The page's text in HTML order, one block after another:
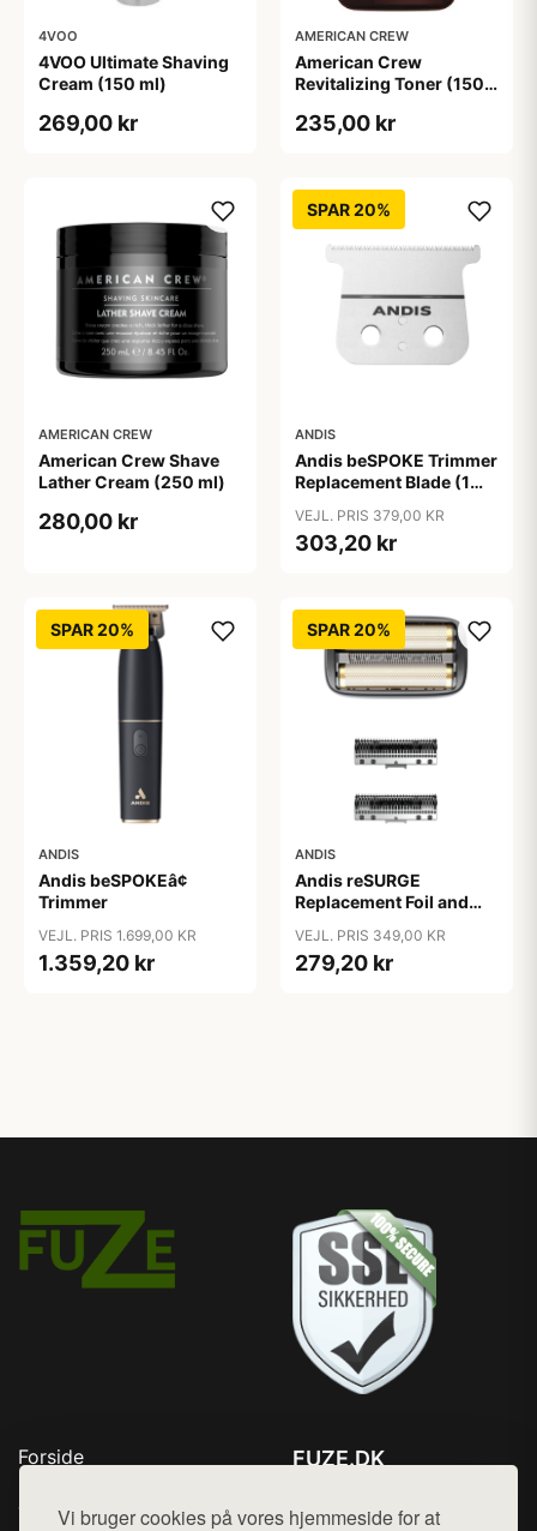
Vi bruger cookies på vores hjemmeside for at
4VOO
4VOO Ultimate Shaving
Cream (150 ml)
269,00 kr
AMERICAN CREW
American Crew
Revitalizing Toner (150
235,00 kr
AMERICAN CREW
American Crew Shave
Lather Cream (250 ml)
280,00 kr
SPAR 20%
ANDIS
Andis beSPOKE Trimmer
Replacement Blade (1
VEJL. PRIS 379,00 KR
303,20 kr
SPAR 20%
ANDIS
Andis beSPOKEâ¢
Trimmer
VEJL. PRIS 1.699,00 KR
1.359,20 kr
SPAR 20%
ANDIS
Andis reSURGE
Replacement Foil and
VEJL. PRIS 349,00 KR
279,20 kr
Forside
Top Rabatter
FUZE.DK